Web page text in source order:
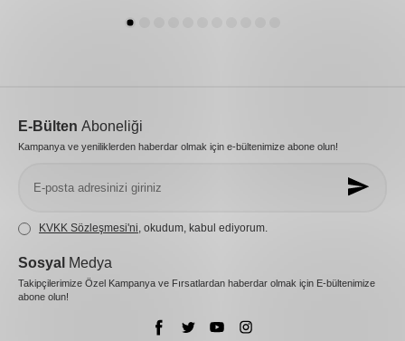
E-Bülten Aboneliği
Kampanya ve yeniliklerden haberdar olmak için e-bültenimize abone olun!
KVKK Sözleşmesi'ni , okudum, kabul ediyorum.
Sosyal Medya
Takipçilerimize Özel Kampanya ve Fırsatlardan haberdar olmak için E-bültenimize
abone olun!